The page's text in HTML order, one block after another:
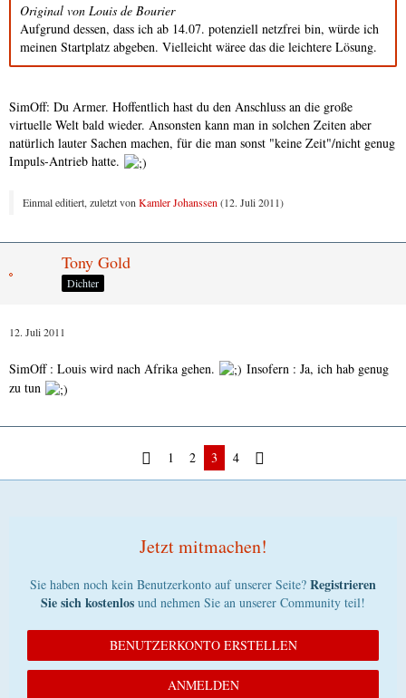
Original von Louis de Bourier
Aufgrund dessen, dass ich ab 14.07. potenziell netzfrei bin, würde ich
meinen Startplatz abgeben. Vielleicht wäree das die leichtere Lösung.
SimOff: Du Armer. Hoffentlich hast du den Anschluss an die große
virtuelle Welt bald wieder. Ansonsten kann man in solchen Zeiten aber
natürlich lauter Sachen machen, für die man sonst "keine Zeit"/nicht genug
Impuls-Antrieb hatte.
Einmal editiert, zuletzt von Kamler Johanssen (12. Juli 2011)
Tony Gold
Dichter
12. Juli 2011
SimOff : Louis wird nach Afrika gehen.
Insofern : Ja, ich hab genug
zu tun
1 2 3 4
Jetzt mitmachen!
Sie haben noch kein Benutzerkonto auf unserer Seite? Registrieren
Sie sich kostenlos und nehmen Sie an unserer Community teil!
BENUTZERKONTO ERSTELLEN
ANMELDEN